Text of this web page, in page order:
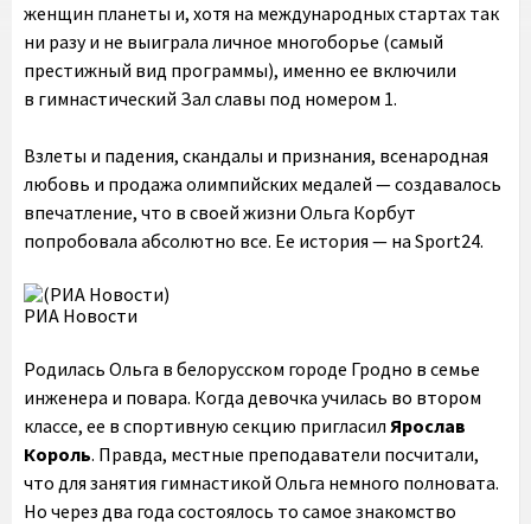
женщин планеты и, хотя на международных стартах так
ни разу и не выиграла личное многоборье (самый
престижный вид программы), именно ее включили
в гимнастический Зал славы под номером 1.
Взлеты и падения, скандалы и признания, всенародная
любовь и продажа олимпийских медалей — создавалось
впечатление, что в своей жизни Ольга Корбут
попробовала абсолютно все. Ее история — на Sport24.
РИА Новости
Родилась Ольга в белорусском городе Гродно в семье
инженера и повара. Когда девочка училась во втором
классе, ее в спортивную секцию пригласилЯрослав
Король. Правда, местные преподаватели посчитали,
что для занятия гимнастикой Ольга немного полновата.
Но через два года состоялось то самое знакомство